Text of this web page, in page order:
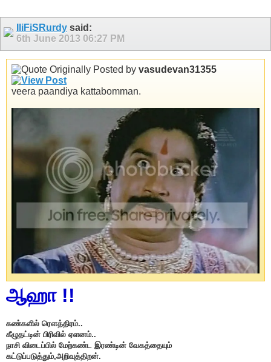
IliFiSRurdy said:
6th June 2013 06:27 PM
Originally Posted by vasudevan31355
veera paandiya kattabomman.
ஆஹா !!
கண்களில் ரௌத்திரம்..
கீழுதட்டின் பிரிவில் ஏளனம்..
நாசி விடைப்பில் மேற்கண்ட இரண்டின் வேகத்தையும்
கட்டுப்படுத்தும்,அறிவுத்திறன்.